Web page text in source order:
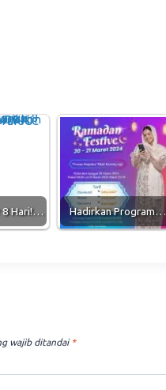
8 Hari!… Hadirkan Program…
wajib ditandai *